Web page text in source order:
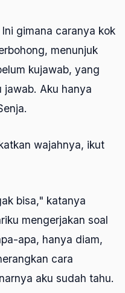
gimana caranya kok
menunjuk
kujawab, yang
jawab. Aku hanya
wajahnya, ikut
bisa," katanya
mengerjakan soal
apa, hanya diam,
cara
aku sudah tahu.